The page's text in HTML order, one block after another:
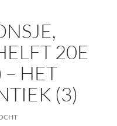
20E
– HET
(3)